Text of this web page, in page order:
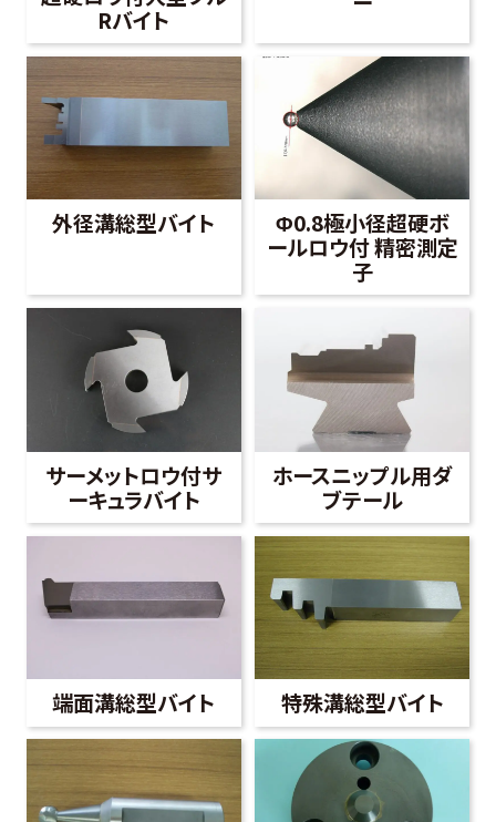
Rバイト
外径溝総型バイト Φ0.8極小径超硬ボ
ールロウ付 精密測定
子
サーメットロウ付サ
ーキュラバイト
ホースニップル用ダ
ブテール
端面溝総型バイト 特殊溝総型バイト